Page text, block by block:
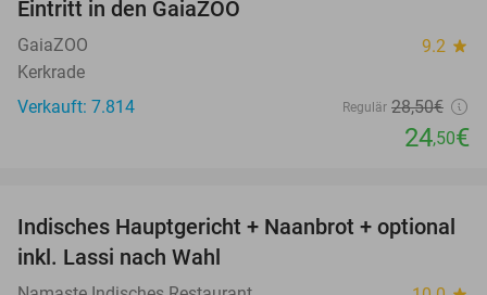
Eintritt in den GaiaZOO
GaiaZOO 9.2 star
Kerkrade
Verkauft: 7.814
Regulär 28,50€
24,50€
35%
Indisches Hauptgericht + Naanbrot + optional
inkl. Lassi nach Wahl